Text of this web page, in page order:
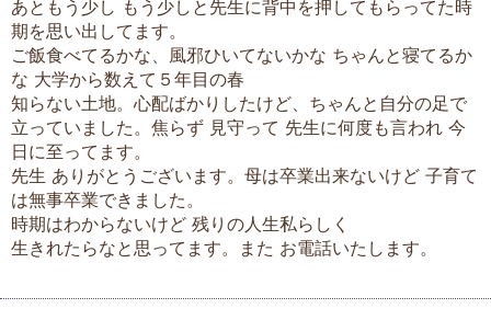
あともう少し もう少しと先生に背中を押してもらってた時
期を思い出してます。
ご飯食べてるかな、風邪ひいてないかな ちゃんと寝てるか
な 大学から数えて５年目の春
知らない土地。心配ばかりしたけど、ちゃんと自分の足で
立っていました。焦らず 見守って 先生に何度も言われ 今
日に至ってます。
先生 ありがとうございます。母は卒業出来ないけど 子育て
は無事卒業できました。
時期はわからないけど 残りの人生私らしく
生きれたらなと思ってます。また お電話いたします。